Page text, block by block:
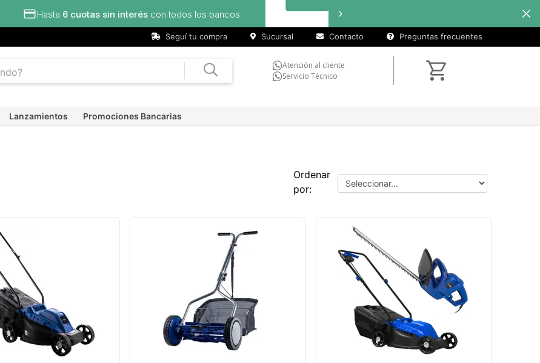
Hasta 6 cuotas sin interés con todos los bancos
Seguí tu compra Sucursal Contacto Preguntas frecuentes
Atención al cliente
Servicio Técnico
Lanzamientos Promociones Bancarias
Ordenar
por: